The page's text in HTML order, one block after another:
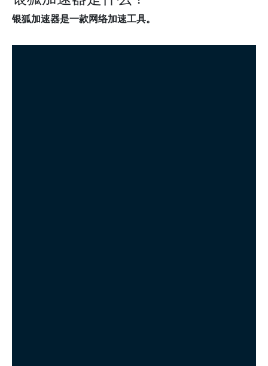
银狐加速器是一款网络加速工具。